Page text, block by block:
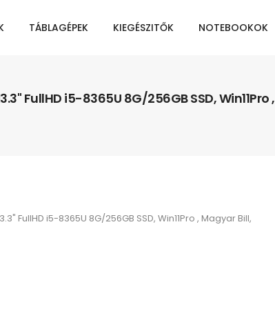
TÁBLAGÉPEK KIEGÉSZITŐK NOTEBOOKOK
FullHD i5-8365U 8G/256GB SSD, Win11Pro ,
FullHD i5-8365U 8G/256GB SSD, Win11Pro , Magyar Bill,